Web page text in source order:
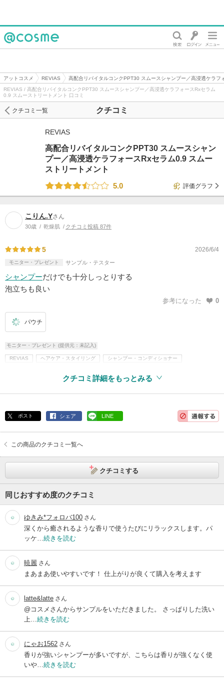
アットコスメ REVIAS
高配合リバイタルコンクPPT30 スムースシャンプー／高浸透ケラ
REVIAS / 高配合リバイタルコンクPPT30 スムースシャンプー／高浸透ケラフォースRxセラム
0.9 スムーストリートメント 口コミ
クチコミ
クチコミ一覧
REVIAS
高配合リバイタルコンクPPT30 スムースシャン
プー／高浸透ケラフォースRxセラム0.9 スムー
ストリートメント
5.0
評価グラフ
こりん.Yさん
30歳 乾燥肌 クチコミ投稿 87件
5 2026/6/4
モニター・プレゼント サンプル・テスター
シャンプーだけでも十分しっとりする
泡立ちも良い
参考になった 0
パウチ
モニター・プレゼント (提供元：未記入)
REVIAS ヘアケア・スタイリング シャンプー・コンディショナー
クチコミ詳細をもっとみる
ポスト シェア LINE
この商品のクチコミ一覧へ
クチコミする
同じおすすめ度のクチコミ
ゆきみ*フォロバ100 さん
深くから癒されるような香りで使うたびにリラックスします。パ
ッケ… 続きを読む
暁麗 さん
まあまあ使いやすいです！ 仕上がりが良くて購入を考えます
latte&latte さん
@コスメさんからサンプルをいただきました。 さっぱりした洗い
上… 続きを読む
にゃお1562 さん
香りが強いシャンプーが多いですが、こちらは香りが強くなく使
いや… 続きを読む